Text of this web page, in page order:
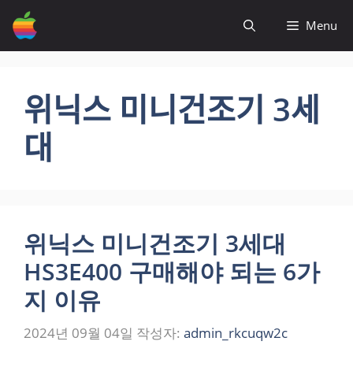
츠
Menu
위닉스 미니건조기 3세
대
위닉스 미니건조기 3세대
HS3E400 구매해야 되는 6가
지 이유
2024년 09월 04일 작성자: admin_rkcuqw2c